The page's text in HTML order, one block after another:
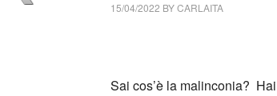
15/04/2022 BYCARLAITA
Sai cos’è la malinconia?